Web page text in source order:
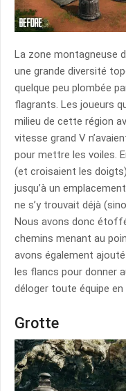
La zone montagneuse
une grande diversité
quelque peu plombée
flagrants. Les joueurs
milieu de cette région
vitesse grand V
pour mettre les voiles.
(et croisaient les
jusqu’à un
ne s’y trouvait déjà
Nous avons donc
chemins menant au
avons également
les flancs pour donner
déloger toute équipe
Grotte